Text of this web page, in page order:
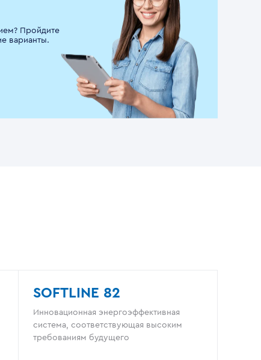
Пройдите
варианты.
SOFTLINE 82
Инновационная энергоэффективная
система, соответствующая высоким
требованиям будущего